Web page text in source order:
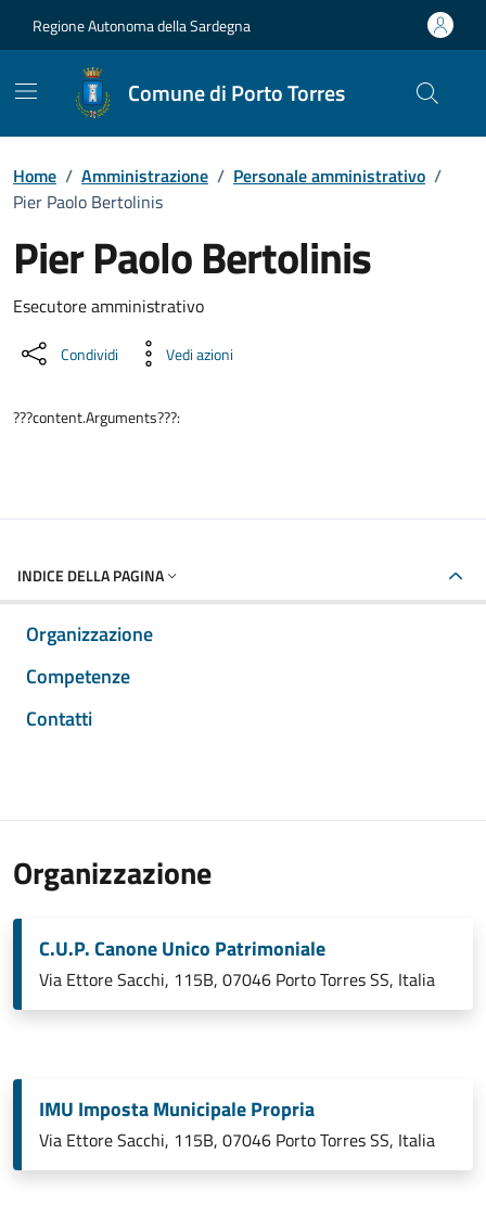
Regione Autonoma della Sardegna
Comune di Porto Torres
Home / Amministrazione / Personale amministrativo /
Pier Paolo Bertolinis
Pier Paolo Bertolinis
Dettaglio della persona
Esecutore amministrativo
Condividi Vedi azioni
???content.Arguments???:
INDICE DELLA PAGINA
Organizzazione
Competenze
Contatti
Organizzazione
C.U.P. Canone Unico Patrimoniale
Via Ettore Sacchi, 115B, 07046 Porto Torres SS, Italia
IMU Imposta Municipale Propria
Via Ettore Sacchi, 115B, 07046 Porto Torres SS, Italia